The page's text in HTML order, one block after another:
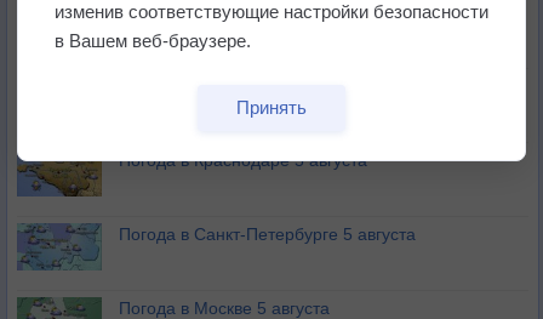
Лето продолжит щедро раздавать своё тепло!
Погода в Краснодаре 5 августа
Погода в Санкт-Петербурге 5 августа
Погода в Москве 5 августа
изменив соответствующие настройки безопасности
в Вашем веб-браузере.
Принять